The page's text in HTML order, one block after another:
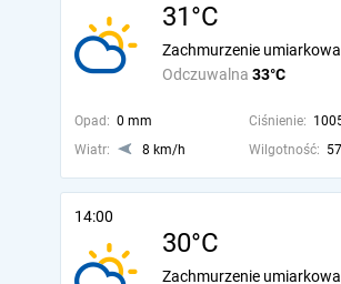
31°C
Odczuwalna 33°C
Zachmurzenie
Opad: 0 mm Ciśnienie:
Wiatr:
8 km/h Wilgotność:
14:00
30°C
Zachmurzenie